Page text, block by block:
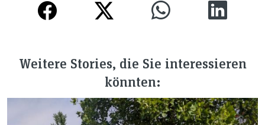
Weitere Stories, die Sie interessieren
könnten: